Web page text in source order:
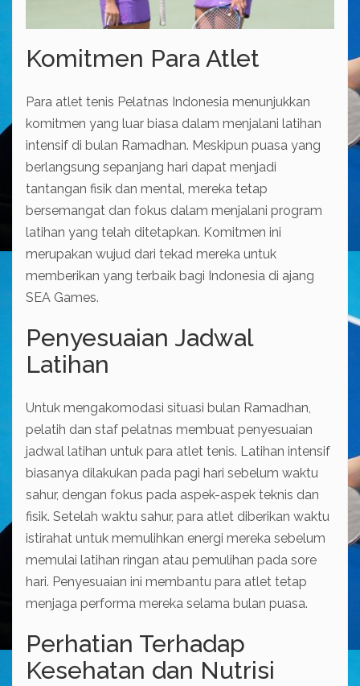
Komitmen Para Atlet
Para atlet tenis Pelatnas Indonesia menunjukkan
komitmen yang luar biasa dalam menjalani latihan
intensif di bulan Ramadhan. Meskipun puasa yang
berlangsung sepanjang hari dapat menjadi
tantangan fisik dan mental, mereka tetap
bersemangat dan fokus dalam menjalani program
latihan yang telah ditetapkan. Komitmen ini
merupakan wujud dari tekad mereka untuk
memberikan yang terbaik bagi Indonesia di ajang
SEA Games.
Penyesuaian Jadwal
Latihan
Untuk mengakomodasi situasi bulan Ramadhan,
pelatih dan staf pelatnas membuat penyesuaian
jadwal latihan untuk para atlet tenis. Latihan intensif
biasanya dilakukan pada pagi hari sebelum waktu
sahur, dengan fokus pada aspek-aspek teknis dan
fisik. Setelah waktu sahur, para atlet diberikan waktu
istirahat untuk memulihkan energi mereka sebelum
memulai latihan ringan atau pemulihan pada sore
hari. Penyesuaian ini membantu para atlet tetap
menjaga performa mereka selama bulan puasa.
Perhatian Terhadap
Kesehatan dan Nutrisi